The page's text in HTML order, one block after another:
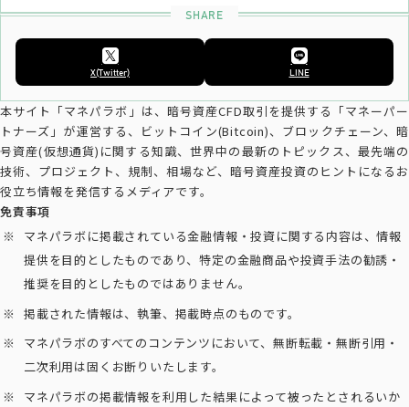
X(Twitter) LINE
本サイト「マネパラボ」は、暗号資産CFD取引を提供する「マネーパー
トナーズ」が運営する、ビットコイン(Bitcoin)、ブロックチェーン、暗
号資産(仮想通貨)に関する知識、世界中の最新のトピックス、最先端の
技術、プロジェクト、規制、相場など、暗号資産投資のヒントになるお
役立ち情報を発信するメディアです。
免責事項
マネパラボに掲載されている金融情報・投資に関する内容は、情報
提供を目的としたものであり、特定の金融商品や投資手法の勧誘・
推奨を目的としたものではありません。
掲載された情報は、執筆、掲載時点のものです。
マネパラボのすべてのコンテンツにおいて、無断転載・無断引用・
二次利用は固くお断りいたします。
マネパラボの掲載情報を利用した結果によって被ったとされるいか